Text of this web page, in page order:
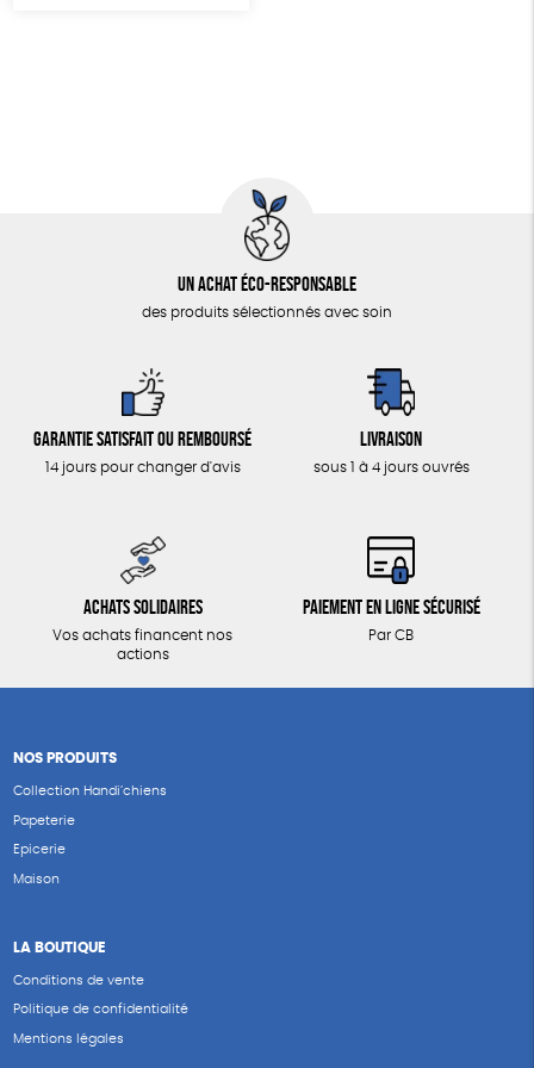
Un achat éco-responsable
des produits sélectionnés avec soin
Garantie satisfait ou remboursé
14 jours pour changer d'avis
Livraison
sous 1 à 4 jours ouvrés
Achats solidaires
Vos achats financent nos
actions
Paiement en ligne sécurisé
Par CB
NOS PRODUITS
Collection Handi’chiens
Papeterie
Epicerie
Maison
LA BOUTIQUE
Conditions de vente
Politique de confidentialité
Mentions légales